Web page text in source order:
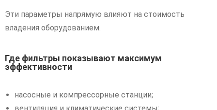
Эти параметры напрямую влияют на стоимость
владения оборудованием.
Где фильтры показывают максимум
эффективности
насосные и компрессорные станции;